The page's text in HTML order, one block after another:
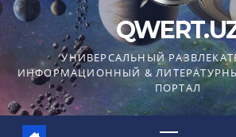
УНИВЕРСАЛЬНЫЙ
ИНФОРМАЦИОННЫЙ &
ПОРТАЛ